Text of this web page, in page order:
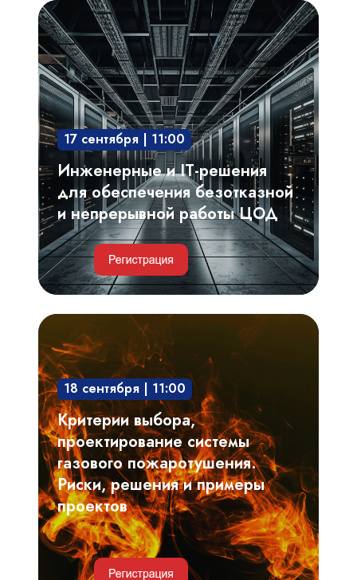
Инженерные
и
IT-
решения
для
обеспечения
безотказной
и
непрерывной
работы
ЦОД
17 сентября | 11:00
Инженерные и IT-решения
для обеспечения безотказной
и непрерывной работы ЦОД
Критерии
выбора,
проектирование
системы
газового
пожаротушения.
Риски,
решения
и
примеры
проектов
18 сентября | 11:00
Критерии выбора,
проектирование системы
газового пожаротушения.
Риски, решения и примеры
проектов